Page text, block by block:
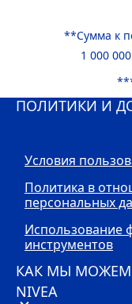
**Сумма к
1 000
ПОЛИТИКИ И
Условия
Политика в
персональных
Использование
инструментов
КАК МЫ
NIVEA